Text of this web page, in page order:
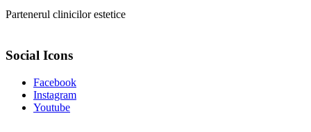
Partenerul clinicilor estetice
Social Icons
Facebook
Instagram
Youtube